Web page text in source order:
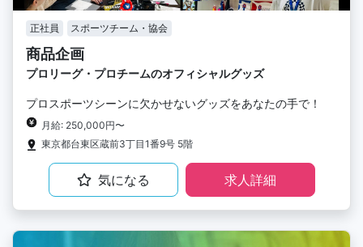
正社員 スポーツチーム・協会
商品企画
プロリーグ・プロチームのオフィシャルグッズ
プロスポーツシーンに欠かせないグッズをあなたの手で！
月給: 250,000円〜
東京都台東区蔵前3丁目1番9号 5階
気になる 求人詳細